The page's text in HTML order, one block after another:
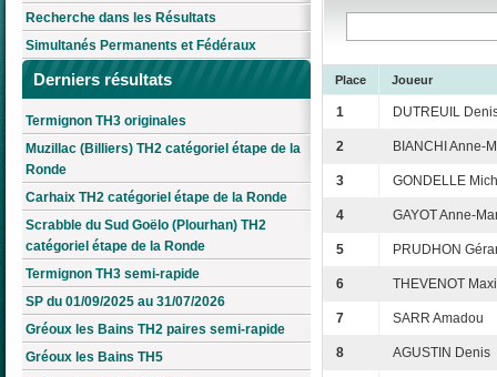
Recherche dans les Résultats
Simultanés Permanents et Fédéraux
Derniers résultats
Termignon TH3 originales
Muzillac (Billiers) TH2 catégoriel étape de la
Ronde
Carhaix TH2 catégoriel étape de la Ronde
Scrabble du Sud Goëlo (Plourhan) TH2
catégoriel étape de la Ronde
Termignon TH3 semi-rapide
SP du 01/09/2025 au 31/07/2026
Gréoux les Bains TH2 paires semi-rapide
Gréoux les Bains TH5
Place Joueur
1 DUTREUIL
2 BIANCHI Anne-
3 GONDELLE
4 GAYOT Anne-
5 PRUDHON
6 THEVENOT
7 SARR Amadou
8 AGUSTIN Denis